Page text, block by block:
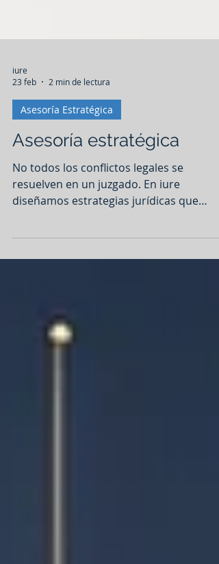
iure
23 feb
2 min de lectura
Asesoría Estratégica
Asesoría estratégica
No todos los conflictos legales se
diseñamos estrategias jurídicas que